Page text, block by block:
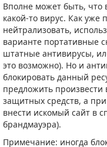
Вполне может быть, что
какой-то вирус. Как уже
нейтрализовать,
варианте портативные
штатные антивирусы,
это возможно). Но и
блокировать данный
предложить
защитных средств, а
внести искомый сайт в
брандмауэра).
Примечание: иногда